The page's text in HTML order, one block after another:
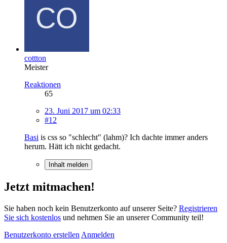
cottton
Meister
Reaktionen
65
23. Juni 2017 um 02:33
#12
Basi is css so "schlecht" (lahm)? Ich dachte immer anders
herum. Hätt ich nicht gedacht.
Inhalt melden
Jetzt mitmachen!
Sie haben noch kein Benutzerkonto auf unserer Seite? Registrieren
Sie sich kostenlos und nehmen Sie an unserer Community teil!
Benutzerkonto erstellen Anmelden